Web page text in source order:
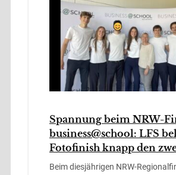
Spannung beim NRW-
business@school: LFS
Fotofinish knapp den
Beim diesjährigen NRW-